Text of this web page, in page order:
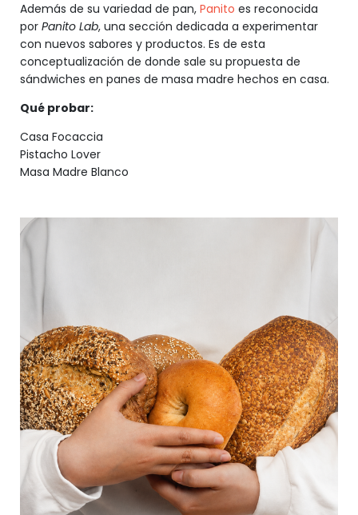
Además de su variedad de pan, Panito es reconocida
por Panito Lab, una sección dedicada a experimentar
con nuevos sabores y productos. Es de esta
conceptualización de donde sale su propuesta de
sándwiches en panes de masa madre hechos en casa.
Qué probar:
Casa Focaccia
Pistacho Lover
Masa Madre Blanco